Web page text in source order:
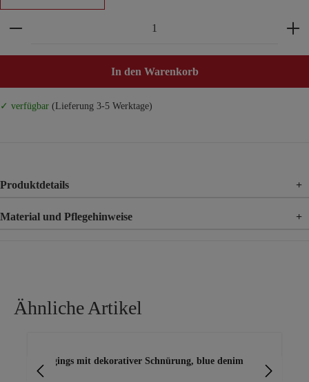
Produkt Anzahl: Gib den gewünschten Wert ein
In den Warenkorb
✓ verfügbar (Lieferung 3-5 Werktage)
Produktdetails +
Material und Pflegehinweise +
Ähnliche Artikel
Jeggings mit dekorativer Schnürung, blue denim